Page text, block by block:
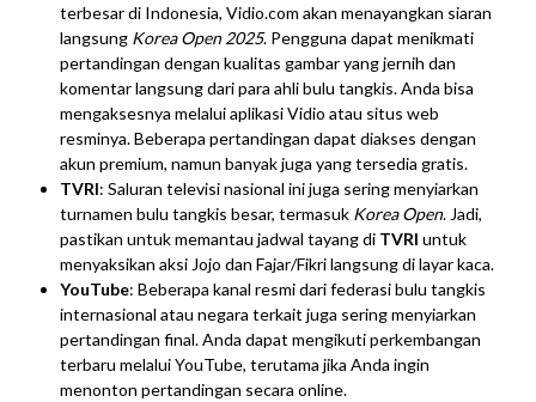
terbesar di Indonesia, Vidio.com akan menayangkan siaran
langsung Korea Open 2025. Pengguna dapat menikmati
pertandingan dengan kualitas gambar yang jernih dan
komentar langsung dari para ahli bulu tangkis. Anda bisa
mengaksesnya melalui aplikasi Vidio atau situs web
resminya. Beberapa pertandingan dapat diakses dengan
akun premium, namun banyak juga yang tersedia gratis.
TVRI: Saluran televisi nasional ini juga sering menyiarkan
turnamen bulu tangkis besar, termasuk Korea Open. Jadi,
pastikan untuk memantau jadwal tayang di TVRI untuk
menyaksikan aksi Jojo dan Fajar/Fikri langsung di layar kaca.
YouTube: Beberapa kanal resmi dari federasi bulu tangkis
internasional atau negara terkait juga sering menyiarkan
pertandingan final. Anda dapat mengikuti perkembangan
terbaru melalui YouTube, terutama jika Anda ingin
menonton pertandingan secara online.